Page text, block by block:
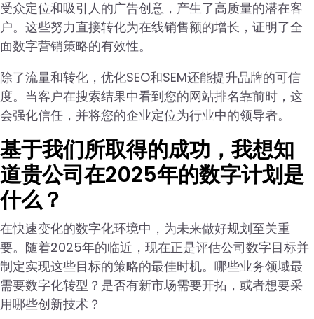
受众定位和吸引人的广告创意，产生了高质量的潜在客
户。这些努力直接转化为在线销售额的增长，证明了全
面数字营销策略的有效性。
除了流量和转化，优化SEO和SEM还能提升品牌的可信
度。当客户在搜索结果中看到您的网站排名靠前时，这
会强化信任，并将您的企业定位为行业中的领导者。
基于我们所取得的成功，我想知
道贵公司在2025年的数字计划是
什么？
在快速变化的数字化环境中，为未来做好规划至关重
要。随着2025年的临近，现在正是评估公司数字目标并
制定实现这些目标的策略的最佳时机。哪些业务领域最
需要数字化转型？是否有新市场需要开拓，或者想要采
用哪些创新技术？